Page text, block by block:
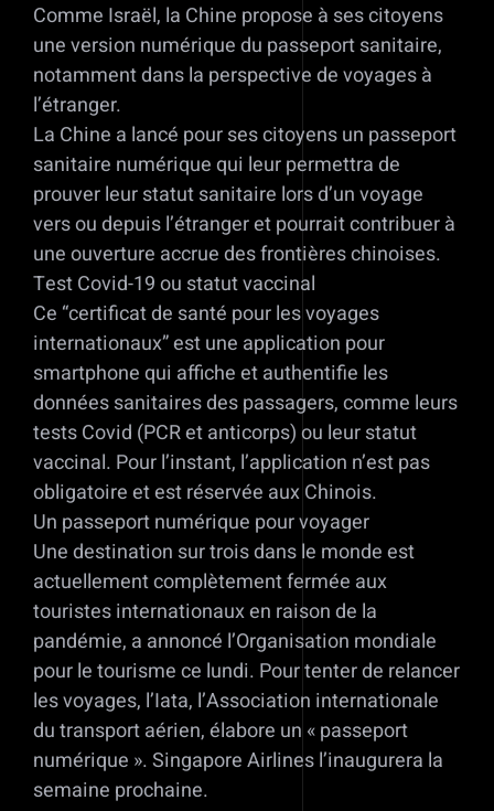
Comme Israël, la Chine propose à ses citoyens
une version numérique du passeport sanitaire,
notamment dans la perspective de voyages à
l’étranger.
La Chine a lancé pour ses citoyens un passeport
sanitaire numérique qui leur permettra de
prouver leur statut sanitaire lors d’un voyage
vers ou depuis l’étranger et pourrait contribuer à
une ouverture accrue des frontières chinoises.
Test Covid-19 ou statut vaccinal
Ce “certificat de santé pour les voyages
internationaux” est une application pour
smartphone qui affiche et authentifie les
données sanitaires des passagers, comme leurs
tests Covid (PCR et anticorps) ou leur statut
vaccinal. Pour l’instant, l’application n’est pas
obligatoire et est réservée aux Chinois.
Un passeport numérique pour voyager
Une destination sur trois dans le monde est
actuellement complètement fermée aux
touristes internationaux en raison de la
pandémie, a annoncé l’Organisation mondiale
pour le tourisme ce lundi. Pour tenter de relancer
les voyages, l’Iata, l’Association internationale
du transport aérien, élabore un « passeport
numérique ». Singapore Airlines l’inaugurera la
semaine prochaine.